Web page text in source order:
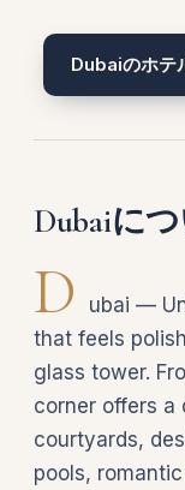
Dubaiのホテ
Dubaiに
D
ubai —
that feels
glass tower.
corner offers a
courtyards,
pools,